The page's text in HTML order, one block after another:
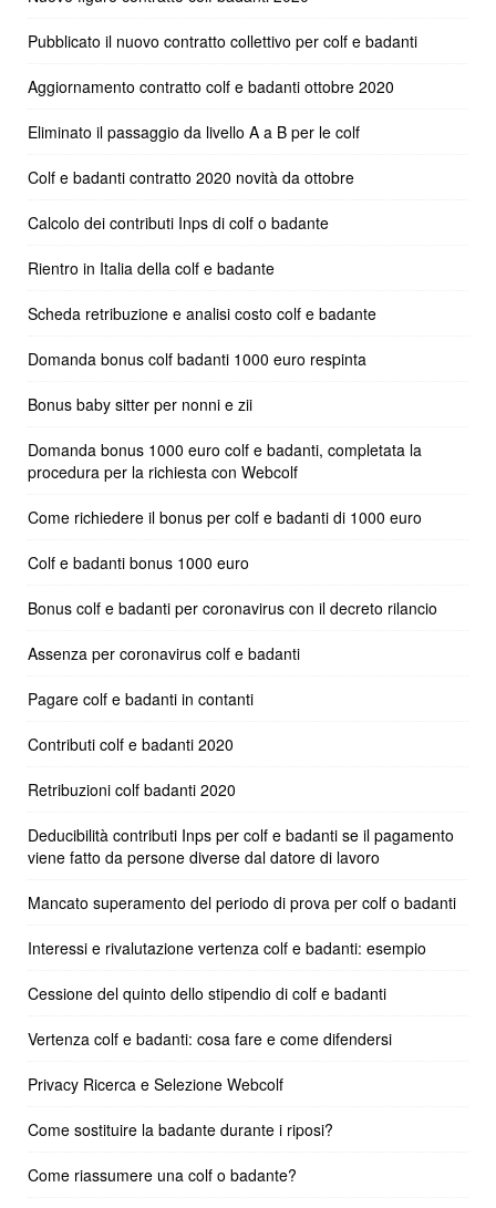
Pubblicato il nuovo contratto collettivo per colf e badanti
Aggiornamento contratto colf e badanti ottobre 2020
Eliminato il passaggio da livello A a B per le colf
Colf e badanti contratto 2020 novità da ottobre
Calcolo dei contributi Inps di colf o badante
Rientro in Italia della colf e badante
Scheda retribuzione e analisi costo colf e badante
Domanda bonus colf badanti 1000 euro respinta
Bonus baby sitter per nonni e zii
Domanda bonus 1000 euro colf e badanti, completata la
procedura per la richiesta con Webcolf
Come richiedere il bonus per colf e badanti di 1000 euro
Colf e badanti bonus 1000 euro
Bonus colf e badanti per coronavirus con il decreto rilancio
Assenza per coronavirus colf e badanti
Pagare colf e badanti in contanti
Contributi colf e badanti 2020
Retribuzioni colf badanti 2020
Deducibilità contributi Inps per colf e badanti se il pagamento
viene fatto da persone diverse dal datore di lavoro
Mancato superamento del periodo di prova per colf o badanti
Interessi e rivalutazione vertenza colf e badanti: esempio
Cessione del quinto dello stipendio di colf e badanti
Vertenza colf e badanti: cosa fare e come difendersi
Privacy Ricerca e Selezione Webcolf
Come sostituire la badante durante i riposi?
Come riassumere una colf o badante?